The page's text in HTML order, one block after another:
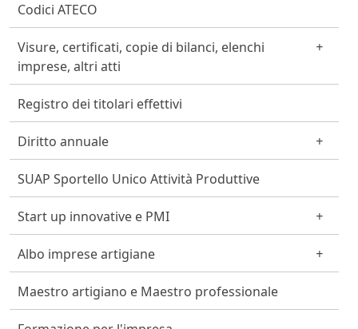
Codici ATECO
Visure, certificati, copie di bilanci, elenchi
imprese, altri atti
Registro dei titolari effettivi
Diritto annuale
SUAP Sportello Unico Attività Produttive
Start up innovative e PMI
Albo imprese artigiane
Maestro artigiano e Maestro professionale